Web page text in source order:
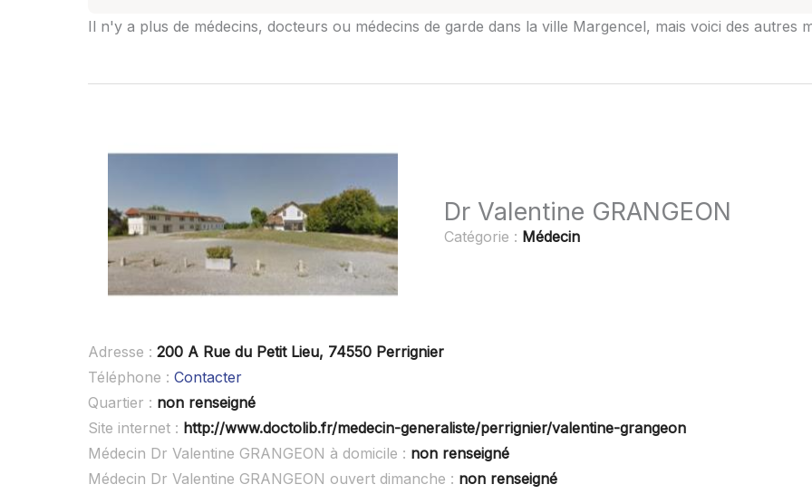
Il n'y a plus de médecins, docteurs ou médecins de garde dans la ville Margencel, mais voici des autres
Dr Valentine GRANGEON
Catégorie : Médecin
Adresse : 200 A Rue du Petit Lieu, 74550 Perrignier
Téléphone : Contacter
Quartier : non renseigné
Site internet : http://www.doctolib.fr/medecin-generaliste/perrignier/valentine-grangeon
Médecin Dr Valentine GRANGEON à domicile : non renseigné
Médecin Dr Valentine GRANGEON ouvert dimanche : non renseigné